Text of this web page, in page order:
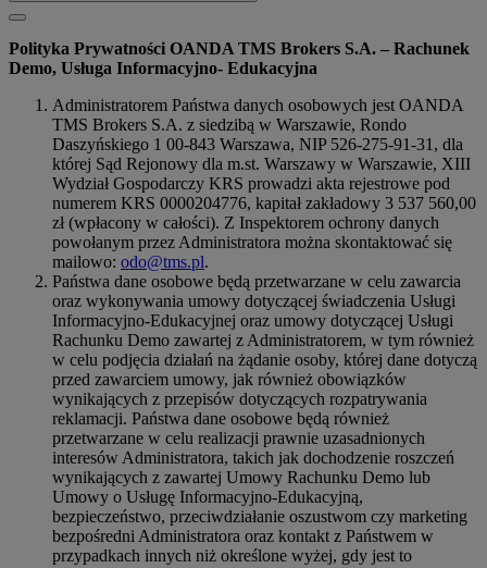
Polityka Prywatności OANDA TMS Brokers S.A. – Rachunek
Demo, Usługa Informacyjno- Edukacyjna
Administratorem Państwa danych osobowych jest OANDA
TMS Brokers S.A. z siedzibą w Warszawie, Rondo
Daszyńskiego 1 00-843 Warszawa, NIP 526-275-91-31, dla
której Sąd Rejonowy dla m.st. Warszawy w Warszawie, XIII
Wydział Gospodarczy KRS prowadzi akta rejestrowe pod
numerem KRS 0000204776, kapitał zakładowy 3 537 560,00
zł (wpłacony w całości). Z Inspektorem ochrony danych
powołanym przez Administratora można skontaktować się
mailowo: odo@tms.pl.
Państwa dane osobowe będą przetwarzane w celu zawarcia
oraz wykonywania umowy dotyczącej świadczenia Usługi
Informacyjno-Edukacyjnej oraz umowy dotyczącej Usługi
Rachunku Demo zawartej z Administratorem, w tym również
w celu podjęcia działań na żądanie osoby, której dane dotyczą
przed zawarciem umowy, jak również obowiązków
wynikających z przepisów dotyczących rozpatrywania
reklamacji. Państwa dane osobowe będą również
przetwarzane w celu realizacji prawnie uzasadnionych
interesów Administratora, takich jak dochodzenie roszczeń
wynikających z zawartej Umowy Rachunku Demo lub
Umowy o Usługę Informacyjno-Edukacyjną,
bezpieczeństwo, przeciwdziałanie oszustwom czy marketing
bezpośredni Administratora oraz kontakt z Państwem w
przypadkach innych niż określone wyżej, gdy jest to